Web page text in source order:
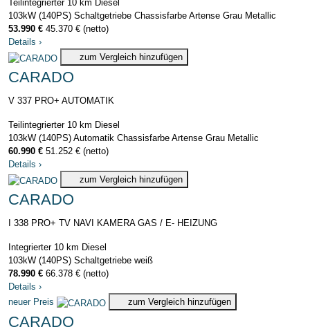
Teilintegrierter 10 km Diesel
103kW (140PS) Schaltgetriebe Chassisfarbe Artense Grau Metallic
53.990 € 45.370 € (netto)
Details ›
zum Vergleich hinzufügen
CARADO
V 337 PRO+ AUTOMATIK
Teilintegrierter 10 km Diesel
103kW (140PS) Automatik Chassisfarbe Artense Grau Metallic
60.990 € 51.252 € (netto)
Details ›
zum Vergleich hinzufügen
CARADO
I 338 PRO+ TV NAVI KAMERA GAS / E- HEIZUNG
Integrierter 10 km Diesel
103kW (140PS) Schaltgetriebe weiß
78.990 € 66.378 € (netto)
Details ›
neuer Preis
zum Vergleich hinzufügen
CARADO